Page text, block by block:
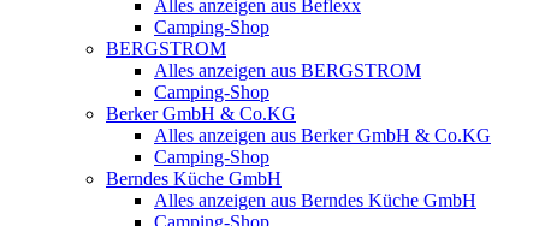
Alles anzeigen aus Beflexx
Camping-Shop
BERGSTROM
Alles anzeigen aus BERGSTROM
Camping-Shop
Berker GmbH & Co.KG
Alles anzeigen aus Berker GmbH & Co.KG
Camping-Shop
Berndes Küche GmbH
Alles anzeigen aus Berndes Küche GmbH
Camping-Shop